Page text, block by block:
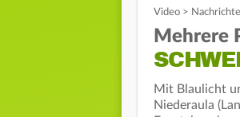
Video >
Mehrere
Mit Blaulicht
Niederaula